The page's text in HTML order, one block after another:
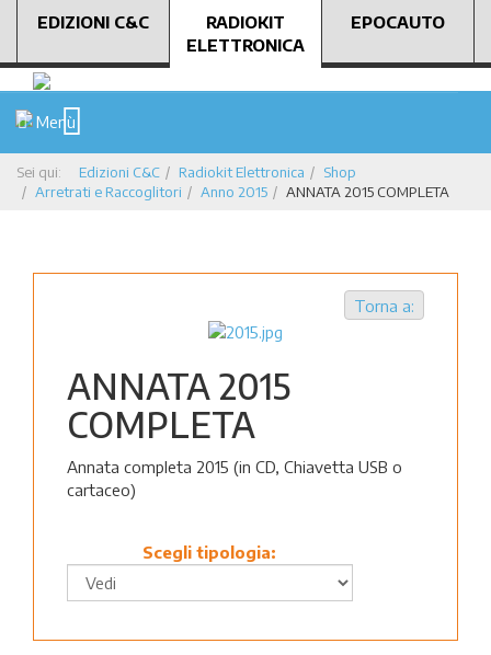
EDIZIONI C&C
RADIOKIT
ELETTRONICA
EPOCAUTO
Menù
Sei qui: Edizioni C&C Radiokit Elettronica
Shop
Arretrati e Raccoglitori
Anno 2015 ANNATA 2015 COMPLETA
Torna a:
ANNATA 2015
COMPLETA
Annata completa 2015 (in CD, Chiavetta USB o
cartaceo)
Scegli tipologia: